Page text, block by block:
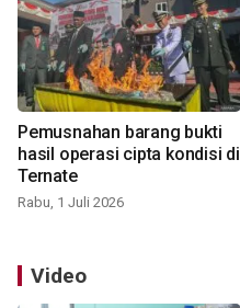
Pemusnahan barang bukti
hasil operasi cipta kondisi di
Ternate
Rabu, 1 Juli 2026
Video